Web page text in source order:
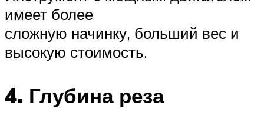
имеет более
сложную начинку, больший вес и
высокую стоимость.
4. Глубина реза